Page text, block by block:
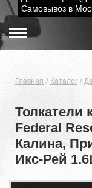
Самовывоз в
Главная Каталог
Толкатели
Federal
Калина,
Икс-Рей